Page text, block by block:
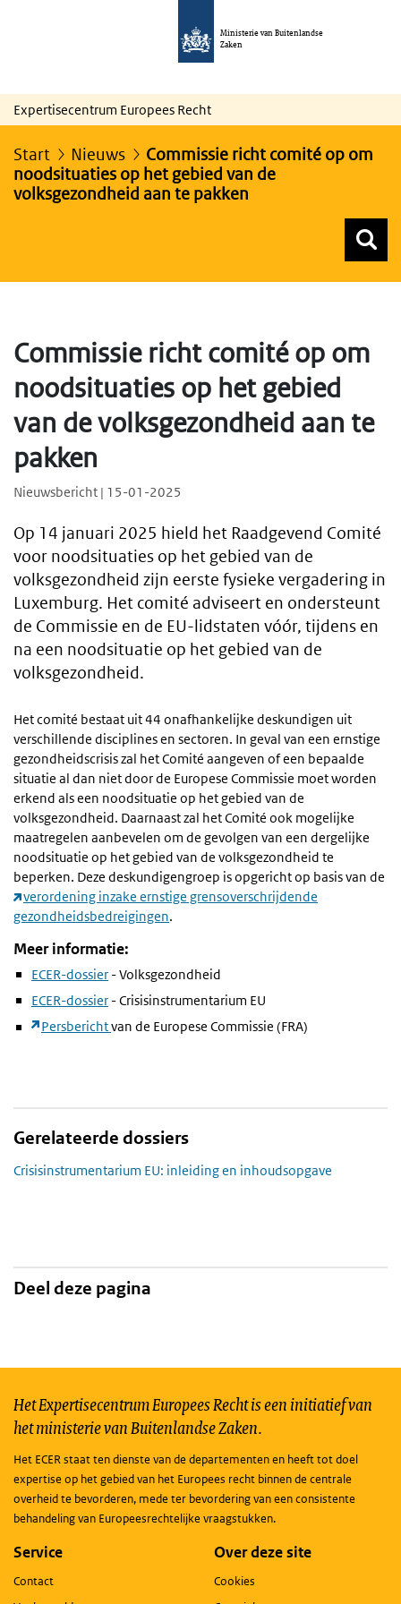
Ministerie van Buitenlandse
Zaken
Expertisecentrum Europees Recht
Start Nieuws
Commissie richt comité op om
noodsituaties op het gebied van de
volksgezondheid aan te pakken
Commissie richt comité op om
noodsituaties op het gebied
van de volksgezondheid aan te
pakken
Nieuwsbericht | 15-01-2025
Op 14 januari 2025 hield het Raadgevend Comité
voor noodsituaties op het gebied van de
volksgezondheid zijn eerste fysieke vergadering in
Luxemburg. Het comité adviseert en ondersteunt
de Commissie en de EU-lidstaten vóór, tijdens en
na een noodsituatie op het gebied van de
volksgezondheid.
Het comité bestaat uit 44 onafhankelijke deskundigen uit
verschillende disciplines en sectoren. In geval van een ernstige
gezondheidscrisis zal het Comité aangeven of een bepaalde
situatie al dan niet door de Europese Commissie moet worden
erkend als een noodsituatie op het gebied van de
volksgezondheid. Daarnaast zal het Comité ook mogelijke
maatregelen aanbevelen om de gevolgen van een dergelijke
noodsituatie op het gebied van de volksgezondheid te
beperken. Deze deskundigengroep is opgericht op basis van de
verordening inzake ernstige grensoverschrijdende
gezondheidsbedreigingen.
Meer informatie:
ECER-dossier - Volksgezondheid
ECER-dossier - Crisisinstrumentarium EU
Persberichtvan de Europese Commissie (FRA)
Gerelateerde dossiers
Crisisinstrumentarium EU: inleiding en inhoudsopgave
Deel deze pagina
Het Expertisecentrum Europees Recht is een initiatief van
het ministerie van Buitenlandse Zaken.
Het ECER staat ten dienste van de departementen en heeft tot doel
expertise op het gebied van het Europees recht binnen de centrale
overheid te bevorderen, mede ter bevordering van een consistente
behandeling van Europeesrechtelijke vraagstukken.
Service
Contact
Over deze site
Cookies